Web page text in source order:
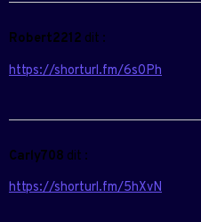
Robert2212 dit :
https://shorturl.fm/6s0Ph
Carly708 dit :
https://shorturl.fm/5hXvN